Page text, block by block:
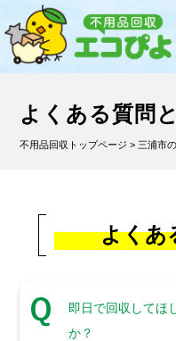
よくある質問
不用品回収トップページ > 三浦市
よくあ
即日で回収してほ
か？